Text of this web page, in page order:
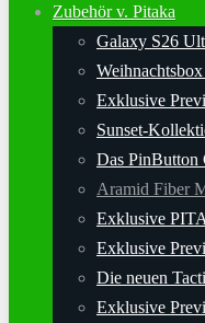
Zubehör v. Pitaka
Galaxy S26
Exklusive
Sunset-
Das PinButton
Aramid Fiber
Exklusive
Exklusive
Die neuen
Exklusive